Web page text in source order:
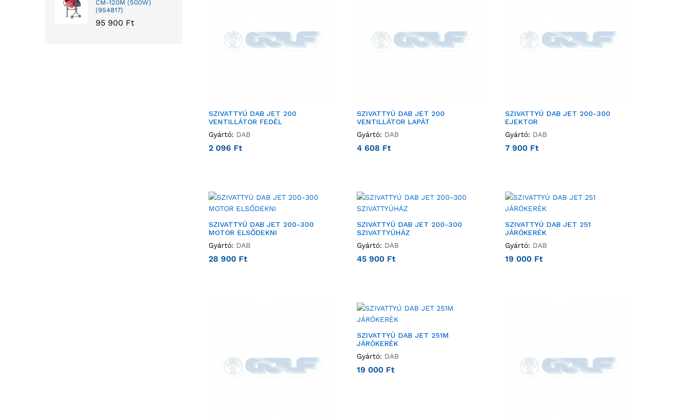
SZIVATTYÚ DAB JET 200
VENTILLÁTOR FEDÉL
Gyártó: DAB
2 096 Ft
SZIVATTYÚ DAB JET 200
VENTILLÁTOR LAPÁT
Gyártó: DAB
4 608 Ft
SZIVATTYÚ DAB JET 200-300
EJEKTOR
Gyártó: DAB
7 900 Ft
SZIVATTYÚ DAB JET 200-300
MOTOR ELSŐDEKNI
Gyártó: DAB
28 900 Ft
SZIVATTYÚ DAB JET 200-300
SZIVATTYÚHÁZ
Gyártó: DAB
45 900 Ft
SZIVATTYÚ DAB JET 251
JÁRÓKERÉK
Gyártó: DAB
19 000 Ft
SZIVATTYÚ DAB JET 251M
JÁRÓKERÉK
Gyártó: DAB
19 000 Ft
CM-120M (500W)
(954817)
95 900 Ft